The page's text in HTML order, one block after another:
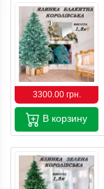
3300.00 грн.
В корзину